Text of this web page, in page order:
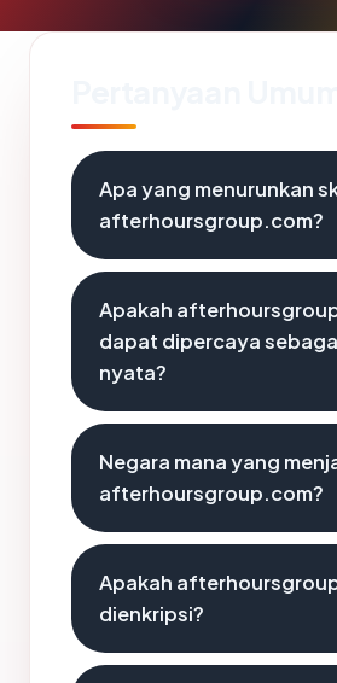
Apa yang menurunkan
afterhoursgroup.com?
Apakah
dapat dipercaya
nyata?
Negara mana yang
afterhoursgroup.com?
Apakah
dienkripsi?